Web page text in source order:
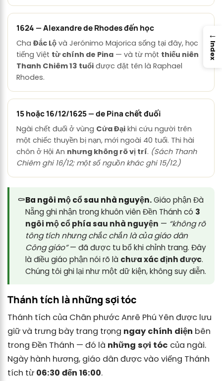
1624 — Alexandre de Rhodes đến học
Cha Đắc Lộ và Jerónimo Majorica sống tại đây, học
tiếng Việt từ chính de Pina — và từ một thiếu niên
Thanh Chiêm 13 tuổi được đặt tên là Raphael
Rhodes.
15 hoặc 16/12/1625 — de Pina chết đuối
Ngài chết đuối ở vùng Cửa Đại khi cứu người trên
một chiếc thuyền bị nạn, mới ngoài 40 tuổi. Thi hài
chôn ở Hội An nhưng không rõ vị trí. (Sách Thanh
Chiêm ghi 16/12; một số nguồn khác ghi 15/12.)
⚰️Ba ngôi mộ cổ sau nhà nguyện.Giáo phận Đà
Nẵng ghi nhận trong khuôn viên Đền Thánh có 3
ngôi mộ cổ phía sau nhà nguyện — “không rõ
tông tích nhưng chắc chắn là của giáo dân
Công giáo”— đã được tu bổ khi chỉnh trang. Đây
là điều giáo phận nói rõ là chưa xác định được.
Chúng tôi ghi lại như một dữ kiện, không suy diễn.
Thánh tích là những sợi tóc
Thánh tích của Chân phước Anrê Phú Yên được lưu
giữ và trưng bày trang trọng ngay chính diện bên
trong Đền Thánh — đó là những sợi tóc của ngài.
Ngày hành hương, giáo dân được vào viếng Thánh
tích từ 06:30 đến 16:00.
→
Index